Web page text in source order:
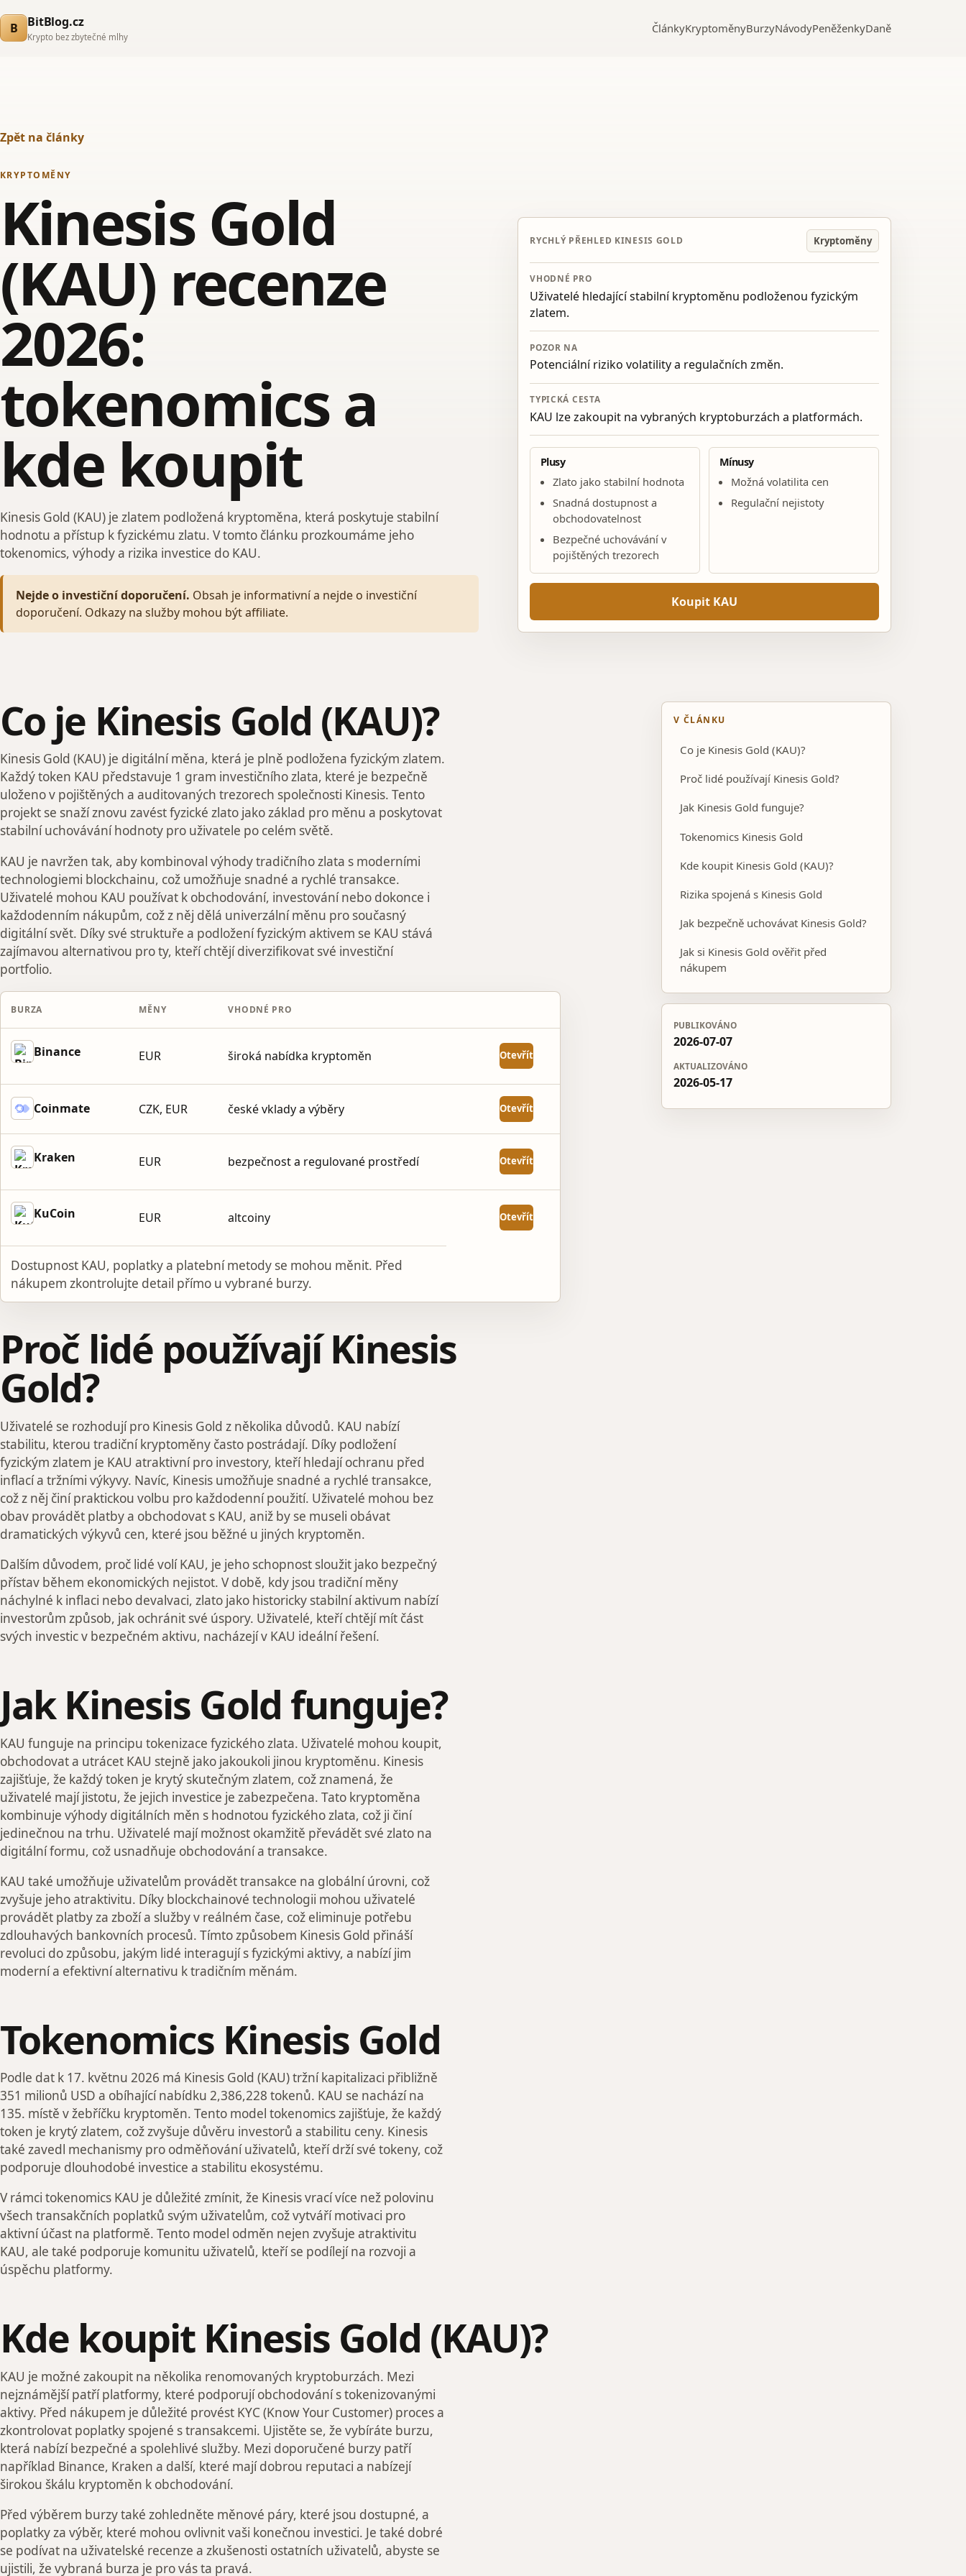
B BitBlog.cz
Krypto bez zbytečné mlhy
ČlánkyKryptoměnyBurzyNávodyPeněženkyDaně
Zpět na články
KRYPTOMĚNY
Kinesis Gold
(KAU) recenze
2026:
tokenomics a
kde koupit
Kinesis Gold (KAU) je zlatem podložená kryptoměna, která poskytuje stabilní
hodnotu a přístup k fyzickému zlatu. V tomto článku prozkoumáme jeho
tokenomics, výhody a rizika investice do KAU.
Nejde o investiční doporučení. Obsah je informativní a nejde o investiční
doporučení. Odkazy na služby mohou být affiliate.
RYCHLÝ PŘEHLED KINESIS GOLD Kryptoměny
VHODNÉ PRO
Uživatelé hledající stabilní kryptoměnu podloženou fyzickým
zlatem.
POZOR NA
Potenciální riziko volatility a regulačních změn.
TYPICKÁ CESTA
KAU lze zakoupit na vybraných kryptoburzách a platformách.
Plusy
Zlato jako stabilní hodnota
Snadná dostupnost a
obchodovatelnost
Bezpečné uchovávání v
pojištěných trezorech
Mínusy
Možná volatilita cen
Regulační nejistoty
Koupit KAU
Co je Kinesis Gold (KAU)?
Kinesis Gold (KAU) je digitální měna, která je plně podložena fyzickým zlatem.
Každý token KAU představuje 1 gram investičního zlata, které je bezpečně
uloženo v pojištěných a auditovaných trezorech společnosti Kinesis. Tento
projekt se snaží znovu zavést fyzické zlato jako základ pro měnu a poskytovat
stabilní uchovávání hodnoty pro uživatele po celém světě.
KAU je navržen tak, aby kombinoval výhody tradičního zlata s moderními
technologiemi blockchainu, což umožňuje snadné a rychlé transakce.
Uživatelé mohou KAU používat k obchodování, investování nebo dokonce i
každodenním nákupům, což z něj dělá univerzální měnu pro současný
digitální svět. Díky své struktuře a podložení fyzickým aktivem se KAU stává
zajímavou alternativou pro ty, kteří chtějí diverzifikovat své investiční
portfolio.
BURZA MĚNY VHODNÉ PRO
Binance EUR široká nabídka kryptoměn Otevřít
Coinmate CZK, EUR české vklady a výběry Otevřít
Kraken EUR bezpečnost a regulované prostředí Otevřít
KuCoin EUR altcoiny Otevřít
Dostupnost KAU, poplatky a platební metody se mohou měnit. Před
nákupem zkontrolujte detail přímo u vybrané burzy.
Proč lidé používají Kinesis
Gold?
Uživatelé se rozhodují pro Kinesis Gold z několika důvodů. KAU nabízí
stabilitu, kterou tradiční kryptoměny často postrádají. Díky podložení
fyzickým zlatem je KAU atraktivní pro investory, kteří hledají ochranu před
inflací a tržními výkyvy. Navíc, Kinesis umožňuje snadné a rychlé transakce,
což z něj činí praktickou volbu pro každodenní použití. Uživatelé mohou bez
obav provádět platby a obchodovat s KAU, aniž by se museli obávat
dramatických výkyvů cen, které jsou běžné u jiných kryptoměn.
Dalším důvodem, proč lidé volí KAU, je jeho schopnost sloužit jako bezpečný
přístav během ekonomických nejistot. V době, kdy jsou tradiční měny
náchylné k inflaci nebo devalvaci, zlato jako historicky stabilní aktivum nabízí
investorům způsob, jak ochránit své úspory. Uživatelé, kteří chtějí mít část
svých investic v bezpečném aktivu, nacházejí v KAU ideální řešení.
Jak Kinesis Gold funguje?
KAU funguje na principu tokenizace fyzického zlata. Uživatelé mohou koupit,
obchodovat a utrácet KAU stejně jako jakoukoli jinou kryptoměnu. Kinesis
zajišťuje, že každý token je krytý skutečným zlatem, což znamená, že
uživatelé mají jistotu, že jejich investice je zabezpečena. Tato kryptoměna
kombinuje výhody digitálních měn s hodnotou fyzického zlata, což ji činí
jedinečnou na trhu. Uživatelé mají možnost okamžitě převádět své zlato na
digitální formu, což usnadňuje obchodování a transakce.
KAU také umožňuje uživatelům provádět transakce na globální úrovni, což
zvyšuje jeho atraktivitu. Díky blockchainové technologii mohou uživatelé
provádět platby za zboží a služby v reálném čase, což eliminuje potřebu
zdlouhavých bankovních procesů. Tímto způsobem Kinesis Gold přináší
revoluci do způsobu, jakým lidé interagují s fyzickými aktivy, a nabízí jim
moderní a efektivní alternativu k tradičním měnám.
Tokenomics Kinesis Gold
Podle dat k 17. květnu 2026 má Kinesis Gold (KAU) tržní kapitalizaci přibližně
351 milionů USD a obíhající nabídku 2,386,228 tokenů. KAU se nachází na
135. místě v žebříčku kryptoměn. Tento model tokenomics zajišťuje, že každý
token je krytý zlatem, což zvyšuje důvěru investorů a stabilitu ceny. Kinesis
také zavedl mechanismy pro odměňování uživatelů, kteří drží své tokeny, což
podporuje dlouhodobé investice a stabilitu ekosystému.
V rámci tokenomics KAU je důležité zmínit, že Kinesis vrací více než polovinu
všech transakčních poplatků svým uživatelům, což vytváří motivaci pro
aktivní účast na platformě. Tento model odměn nejen zvyšuje atraktivitu
KAU, ale také podporuje komunitu uživatelů, kteří se podílejí na rozvoji a
úspěchu platformy.
Kde koupit Kinesis Gold (KAU)?
KAU je možné zakoupit na několika renomovaných kryptoburzách. Mezi
nejznámější patří platformy, které podporují obchodování s tokenizovanými
aktivy. Před nákupem je důležité provést KYC (Know Your Customer) proces a
zkontrolovat poplatky spojené s transakcemi. Ujistěte se, že vybíráte burzu,
která nabízí bezpečné a spolehlivé služby. Mezi doporučené burzy patří
například Binance, Kraken a další, které mají dobrou reputaci a nabízejí
širokou škálu kryptoměn k obchodování.
Před výběrem burzy také zohledněte měnové páry, které jsou dostupné, a
poplatky za výběr, které mohou ovlivnit vaši konečnou investici. Je také dobré
se podívat na uživatelské recenze a zkušenosti ostatních uživatelů, abyste se
ujistili, že vybraná burza je pro vás ta pravá.
V ČLÁNKU
Co je Kinesis Gold (KAU)?
Proč lidé používají Kinesis Gold?
Jak Kinesis Gold funguje?
Tokenomics Kinesis Gold
Kde koupit Kinesis Gold (KAU)?
Rizika spojená s Kinesis Gold
Jak bezpečně uchovávat Kinesis Gold?
Jak si Kinesis Gold ověřit před
nákupem
PUBLIKOVÁNO
2026-07-07
AKTUALIZOVÁNO
2026-05-17